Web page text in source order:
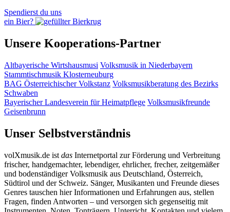
Spendierst du uns
ein Bier?
Unsere Kooperations-Partner
Altbayerische Wirtshausmusi Volksmusik in Niederbayern
Stammtischmusik Klosterneuburg
BAG Österreichischer Volkstanz Volksmusikberatung des Bezirks
Schwaben
Bayerischer Landesverein für Heimatpflege Volksmusikfreunde
Geisenbrunn
Unser Selbstverständnis
volXmusik.de ist das Internetportal zur Förderung und Verbreitung
frischer, handgemachter, lebendiger, ehrlicher, frecher, zeitgemäßer
und bodenständiger Volksmusik aus Deutschland, Österreich,
Südtirol und der Schweiz. Sänger, Musikanten und Freunde dieses
Genres tauschen hier Informationen und Erfahrungen aus, stellen
Fragen, finden Antworten – und versorgen sich gegenseitig mit